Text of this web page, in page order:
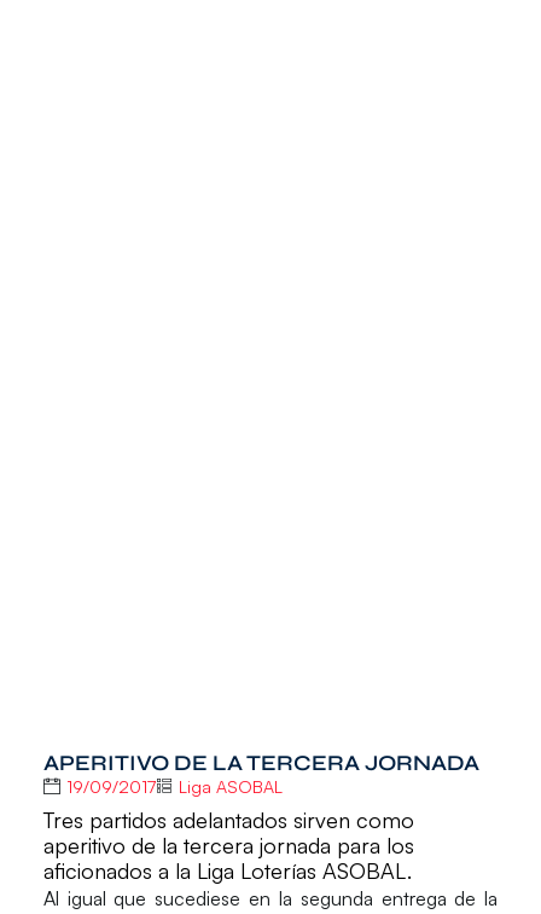
APERITIVO DE LA TERCERA JORNADA
19/09/2017 Liga ASOBAL
Tres partidos adelantados sirven como
aperitivo de la tercera jornada para los
aficionados a la Liga Loterías ASOBAL.
Al igual que sucediese en la segunda entrega de la